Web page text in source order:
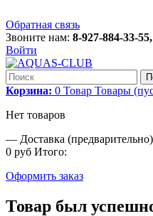
Обратная связь
Звоните нам: 8-927-884-33-
Войти
Корзина: 0 Товар Товары
Нет товаров
— Доставка
0 руб Итого:
Оформить заказ
Товар был